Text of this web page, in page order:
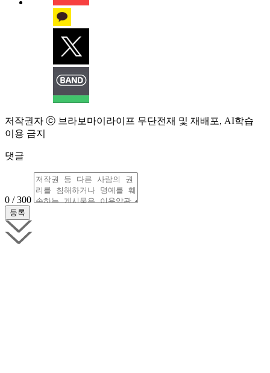
저작권자 ⓒ 브라보마이라이프 무단전재 및 재배포, AI학습
이용 금지
댓글
0 / 300